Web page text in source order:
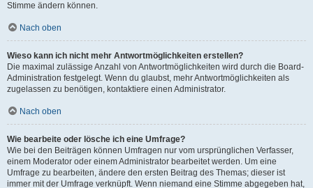
Stimme ändern können.
Nach oben
Wieso kann ich nicht mehr Antwortmöglichkeiten erstellen?
Die maximal zulässige Anzahl von Antwortmöglichkeiten wird durch die Board-
Administration festgelegt. Wenn du glaubst, mehr Antwortmöglichkeiten als
zugelassen zu benötigen, kontaktiere einen Administrator.
Nach oben
Wie bearbeite oder lösche ich eine Umfrage?
Wie bei den Beiträgen können Umfragen nur vom ursprünglichen Verfasser,
einem Moderator oder einem Administrator bearbeitet werden. Um eine
Umfrage zu bearbeiten, ändere den ersten Beitrag des Themas; dieser ist
immer mit der Umfrage verknüpft. Wenn niemand eine Stimme abgegeben hat,